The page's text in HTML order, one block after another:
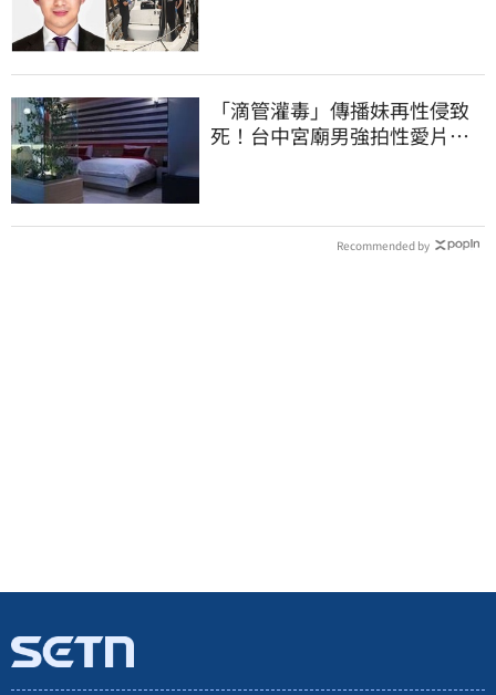
「滴管灌毒」傳播妹再性侵致
死！台中宮廟男強拍性愛片
Recommended by